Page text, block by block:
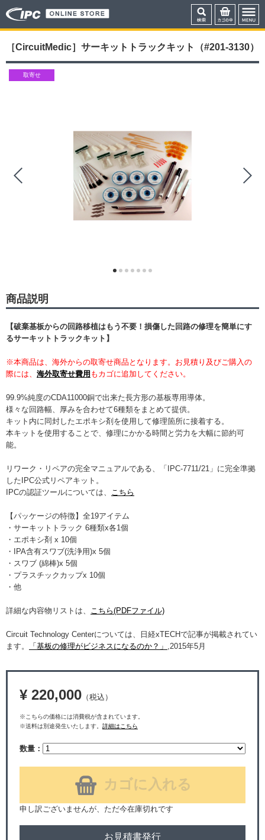
［CircuitMedic］サーキットトラックキット（#201-3130）
取寄せ
商品説明
【破棄基板からの回路移植はもう不要！損傷した回路の修理を簡単にす
るサーキットトラックキット】
※本商品は、海外からの取寄せ商品となります。お見積り及びご購入の
際には、 海外取寄せ費用 もカゴに追加してください。
99.9%純度のCDA11000銅で出来た長方形の基板専用導体。
様々な回路幅、厚みを合わせて6種類をまとめて提供。
キット内に同封したエポキシ剤を使用して修理箇所に接着する。
本キットを使用することで、修理にかかる時間と労力を大幅に節約可
能。
リワーク・リペアの完全マニュアルである、「IPC-7711/21」に完全準拠
したIPC公式リペアキット。
IPCの認証ツールについては、 こちら
【パッケージの特徴】全19アイテム
・サーキットトラック 6種類x各1個
・エポキシ剤 x 10個
・IPA含有スワブ(洗浄用)x 5個
・スワブ (綿棒)x 5個
・プラスチックカップx 10個
・他
詳細な内容物リストは、 こちら(PDFファイル)
Circuit Technology Centerについては、日経xTECHで記事が掲載されてい
ます。
「基板の修理がビジネスになるのか？」 ,2015年5月
¥ 220,000 （税込）
※こちらの価格には消費税が含まれています。
※送料は別途発生いたします。 詳細はこちら
数量：
カゴに入れる
申し訳ございませんが、ただ今在庫切れです
お見積書発行